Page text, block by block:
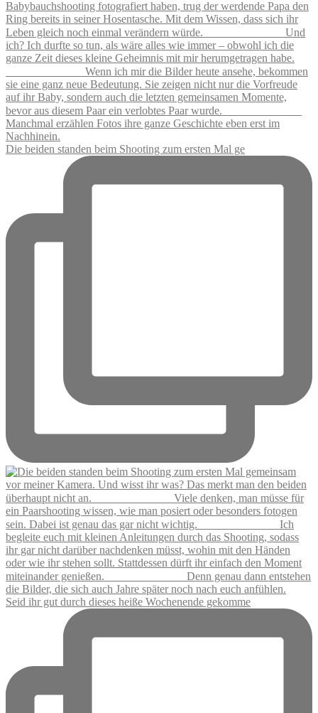
Die beiden standen beim Shooting zum ersten Mal ge
Seid ihr gut durch dieses heiße Wochenende gekomme